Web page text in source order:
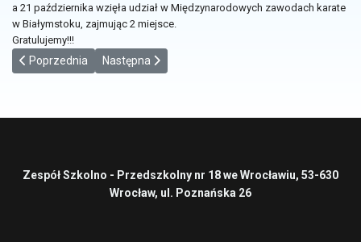
a 21 października wzięła udział w Międzynarodowych zawodach karate
w Białymstoku, zajmując 2 miejsce.
Gratulujemy!!!
Poprzednia strona: Brązowy medal Oliwii Skowrońskiej
Poprzednia Następna strona: Złoty medal w Ogólnopolskich
Następna
Zespół Szkolno - Przedszkolny nr 18 we Wrocławiu, 53-630
Wrocław, ul. Poznańska 26